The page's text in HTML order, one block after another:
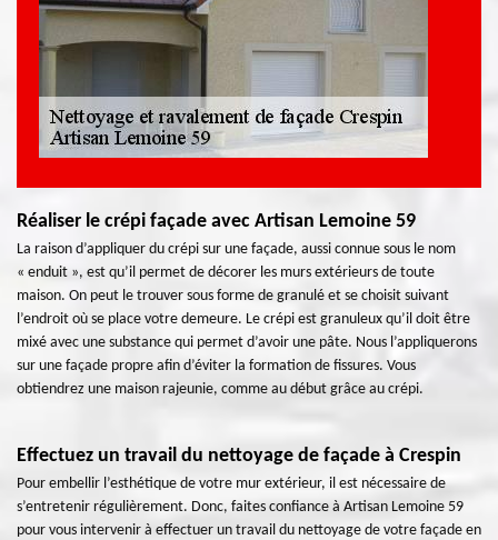
Réaliser le crépi façade avec Artisan Lemoine 59
La raison d’appliquer du crépi sur une façade, aussi connue sous le nom
« enduit », est qu’il permet de décorer les murs extérieurs de toute
maison. On peut le trouver sous forme de granulé et se choisit suivant
l’endroit où se place votre demeure. Le crépi est granuleux qu’il doit être
mixé avec une substance qui permet d’avoir une pâte. Nous l’appliquerons
sur une façade propre afin d’éviter la formation de fissures. Vous
obtiendrez une maison rajeunie, comme au début grâce au crépi.
Effectuez un travail du nettoyage de façade à Crespin
Pour embellir l’esthétique de votre mur extérieur, il est nécessaire de
s’entretenir régulièrement. Donc, faites confiance à Artisan Lemoine 59
pour vous intervenir à effectuer un travail du nettoyage de votre façade en